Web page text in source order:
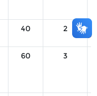
40 2
60 3